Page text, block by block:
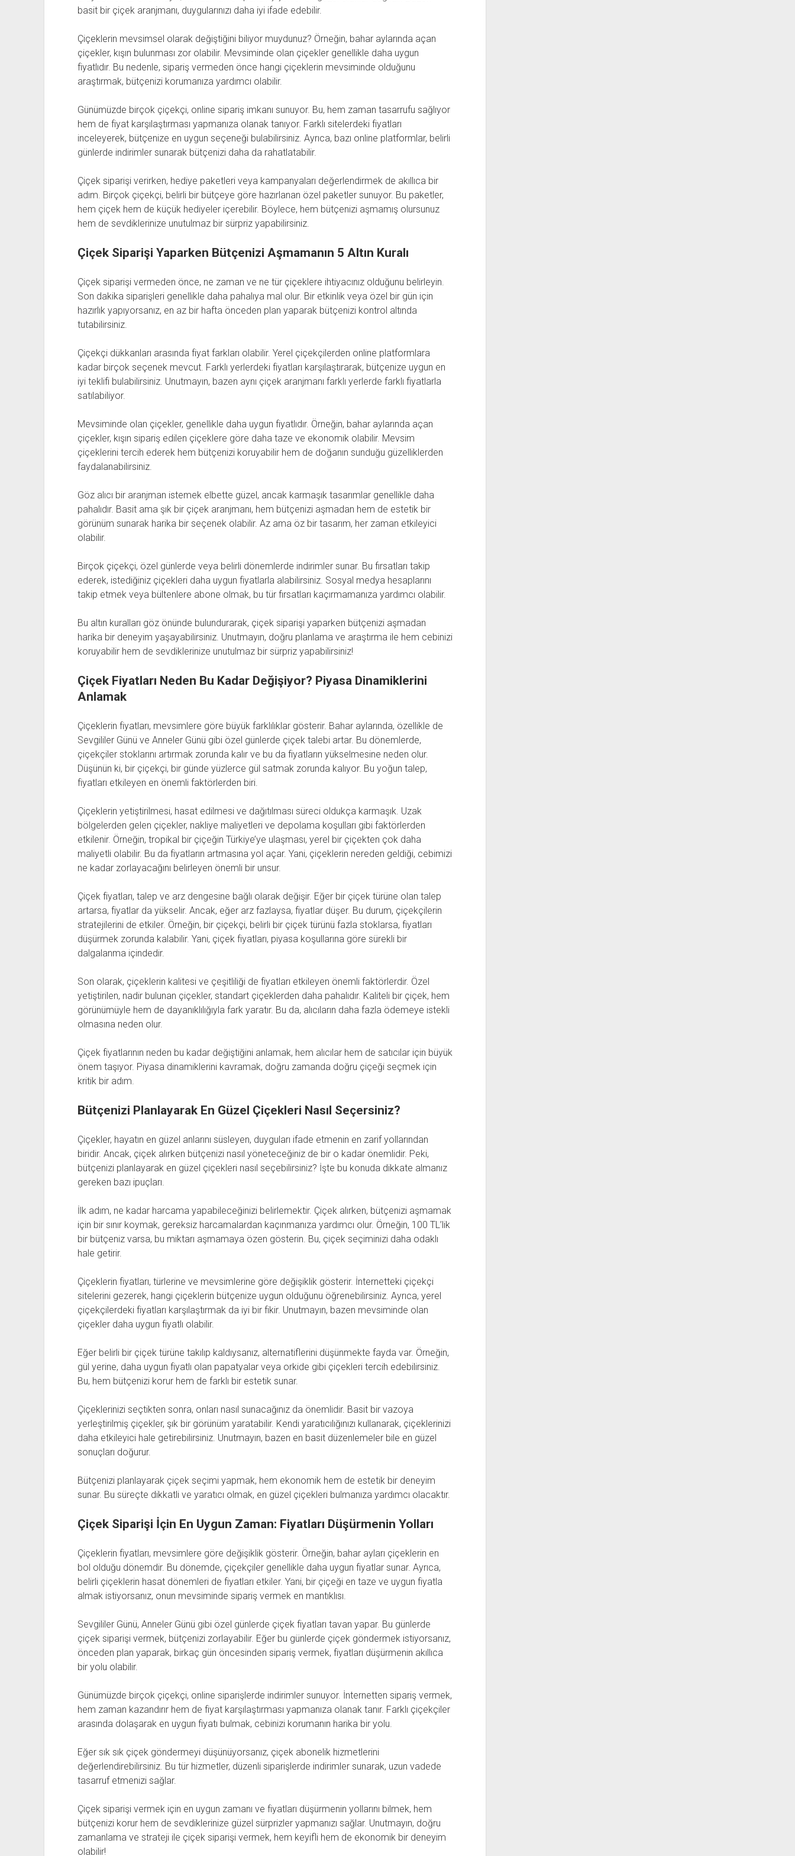
basit bir çiçek aranjmanı, duygularınızı daha iyi ifade edebilir.
Çiçeklerin mevsimsel olarak değiştiğini biliyor muydunuz? Örneğin, bahar aylarında açan
çiçekler, kışın bulunması zor olabilir. Mevsiminde olan çiçekler genellikle daha uygun
fiyatlıdır. Bu nedenle, sipariş vermeden önce hangi çiçeklerin mevsiminde olduğunu
araştırmak, bütçenizi korumanıza yardımcı olabilir.
Günümüzde birçok çiçekçi, online sipariş imkanı sunuyor. Bu, hem zaman tasarrufu sağlıyor
hem de fiyat karşılaştırması yapmanıza olanak tanıyor. Farklı sitelerdeki fiyatları
inceleyerek, bütçenize en uygun seçeneği bulabilirsiniz. Ayrıca, bazı online platformlar, belirli
günlerde indirimler sunarak bütçenizi daha da rahatlatabilir.
Çiçek siparişi verirken, hediye paketleri veya kampanyaları değerlendirmek de akıllıca bir
adım. Birçok çiçekçi, belirli bir bütçeye göre hazırlanan özel paketler sunuyor. Bu paketler,
hem çiçek hem de küçük hediyeler içerebilir. Böylece, hem bütçenizi aşmamış olursunuz
hem de sevdiklerinize unutulmaz bir sürpriz yapabilirsiniz.
Çiçek Siparişi Yaparken Bütçenizi Aşmamanın 5 Altın Kuralı
Çiçek siparişi vermeden önce, ne zaman ve ne tür çiçeklere ihtiyacınız olduğunu belirleyin.
Son dakika siparişleri genellikle daha pahalıya mal olur. Bir etkinlik veya özel bir gün için
hazırlık yapıyorsanız, en az bir hafta önceden plan yaparak bütçenizi kontrol altında
tutabilirsiniz.
Çiçekçi dükkanları arasında fiyat farkları olabilir. Yerel çiçekçilerden online platformlara
kadar birçok seçenek mevcut. Farklı yerlerdeki fiyatları karşılaştırarak, bütçenize uygun en
iyi teklifi bulabilirsiniz. Unutmayın, bazen aynı çiçek aranjmanı farklı yerlerde farklı fiyatlarla
satılabiliyor.
Mevsiminde olan çiçekler, genellikle daha uygun fiyatlıdır. Örneğin, bahar aylarında açan
çiçekler, kışın sipariş edilen çiçeklere göre daha taze ve ekonomik olabilir. Mevsim
çiçeklerini tercih ederek hem bütçenizi koruyabilir hem de doğanın sunduğu güzelliklerden
faydalanabilirsiniz.
Göz alıcı bir aranjman istemek elbette güzel, ancak karmaşık tasarımlar genellikle daha
pahalıdır. Basit ama şık bir çiçek aranjmanı, hem bütçenizi aşmadan hem de estetik bir
görünüm sunarak harika bir seçenek olabilir. Az ama öz bir tasarım, her zaman etkileyici
olabilir.
Birçok çiçekçi, özel günlerde veya belirli dönemlerde indirimler sunar. Bu fırsatları takip
ederek, istediğiniz çiçekleri daha uygun fiyatlarla alabilirsiniz. Sosyal medya hesaplarını
takip etmek veya bültenlere abone olmak, bu tür fırsatları kaçırmamanıza yardımcı olabilir.
Bu altın kuralları göz önünde bulundurarak, çiçek siparişi yaparken bütçenizi aşmadan
harika bir deneyim yaşayabilirsiniz. Unutmayın, doğru planlama ve araştırma ile hem cebinizi
koruyabilir hem de sevdiklerinize unutulmaz bir sürpriz yapabilirsiniz!
Çiçek Fiyatları Neden Bu Kadar Değişiyor? Piyasa Dinamiklerini
Anlamak
Çiçeklerin fiyatları, mevsimlere göre büyük farklılıklar gösterir. Bahar aylarında, özellikle de
Sevgililer Günü ve Anneler Günü gibi özel günlerde çiçek talebi artar. Bu dönemlerde,
çiçekçiler stoklarını artırmak zorunda kalır ve bu da fiyatların yükselmesine neden olur.
Düşünün ki, bir çiçekçi, bir günde yüzlerce gül satmak zorunda kalıyor. Bu yoğun talep,
fiyatları etkileyen en önemli faktörlerden biri.
Çiçeklerin yetiştirilmesi, hasat edilmesi ve dağıtılması süreci oldukça karmaşık. Uzak
bölgelerden gelen çiçekler, nakliye maliyetleri ve depolama koşulları gibi faktörlerden
etkilenir. Örneğin, tropikal bir çiçeğin Türkiye’ye ulaşması, yerel bir çiçekten çok daha
maliyetli olabilir. Bu da fiyatların artmasına yol açar. Yani, çiçeklerin nereden geldiği, cebimizi
ne kadar zorlayacağını belirleyen önemli bir unsur.
Çiçek fiyatları, talep ve arz dengesine bağlı olarak değişir. Eğer bir çiçek türüne olan talep
artarsa, fiyatlar da yükselir. Ancak, eğer arz fazlaysa, fiyatlar düşer. Bu durum, çiçekçilerin
stratejilerini de etkiler. Örneğin, bir çiçekçi, belirli bir çiçek türünü fazla stoklarsa, fiyatları
düşürmek zorunda kalabilir. Yani, çiçek fiyatları, piyasa koşullarına göre sürekli bir
dalgalanma içindedir.
Son olarak, çiçeklerin kalitesi ve çeşitliliği de fiyatları etkileyen önemli faktörlerdir. Özel
yetiştirilen, nadir bulunan çiçekler, standart çiçeklerden daha pahalıdır. Kaliteli bir çiçek, hem
görünümüyle hem de dayanıklılığıyla fark yaratır. Bu da, alıcıların daha fazla ödemeye istekli
olmasına neden olur.
Çiçek fiyatlarının neden bu kadar değiştiğini anlamak, hem alıcılar hem de satıcılar için büyük
önem taşıyor. Piyasa dinamiklerini kavramak, doğru zamanda doğru çiçeği seçmek için
kritik bir adım.
Bütçenizi Planlayarak En Güzel Çiçekleri Nasıl Seçersiniz?
Çiçekler, hayatın en güzel anlarını süsleyen, duyguları ifade etmenin en zarif yollarından
biridir. Ancak, çiçek alırken bütçenizi nasıl yöneteceğiniz de bir o kadar önemlidir. Peki,
bütçenizi planlayarak en güzel çiçekleri nasıl seçebilirsiniz? İşte bu konuda dikkate almanız
gereken bazı ipuçları.
İlk adım, ne kadar harcama yapabileceğinizi belirlemektir. Çiçek alırken, bütçenizi aşmamak
için bir sınır koymak, gereksiz harcamalardan kaçınmanıza yardımcı olur. Örneğin, 100 TL’lik
bir bütçeniz varsa, bu miktarı aşmamaya özen gösterin. Bu, çiçek seçiminizi daha odaklı
hale getirir.
Çiçeklerin fiyatları, türlerine ve mevsimlerine göre değişiklik gösterir. İnternetteki çiçekçi
sitelerini gezerek, hangi çiçeklerin bütçenize uygun olduğunu öğrenebilirsiniz. Ayrıca, yerel
çiçekçilerdeki fiyatları karşılaştırmak da iyi bir fikir. Unutmayın, bazen mevsiminde olan
çiçekler daha uygun fiyatlı olabilir.
Eğer belirli bir çiçek türüne takılıp kaldıysanız, alternatiflerini düşünmekte fayda var. Örneğin,
gül yerine, daha uygun fiyatlı olan papatyalar veya orkide gibi çiçekleri tercih edebilirsiniz.
Bu, hem bütçenizi korur hem de farklı bir estetik sunar.
Çiçeklerinizi seçtikten sonra, onları nasıl sunacağınız da önemlidir. Basit bir vazoya
yerleştirilmiş çiçekler, şık bir görünüm yaratabilir. Kendi yaratıcılığınızı kullanarak, çiçeklerinizi
daha etkileyici hale getirebilirsiniz. Unutmayın, bazen en basit düzenlemeler bile en güzel
sonuçları doğurur.
Bütçenizi planlayarak çiçek seçimi yapmak, hem ekonomik hem de estetik bir deneyim
sunar. Bu süreçte dikkatli ve yaratıcı olmak, en güzel çiçekleri bulmanıza yardımcı olacaktır.
Çiçek Siparişi İçin En Uygun Zaman: Fiyatları Düşürmenin Yolları
Çiçeklerin fiyatları, mevsimlere göre değişiklik gösterir. Örneğin, bahar ayları çiçeklerin en
bol olduğu dönemdir. Bu dönemde, çiçekçiler genellikle daha uygun fiyatlar sunar. Ayrıca,
belirli çiçeklerin hasat dönemleri de fiyatları etkiler. Yani, bir çiçeği en taze ve uygun fiyatla
almak istiyorsanız, onun mevsiminde sipariş vermek en mantıklısı.
Sevgililer Günü, Anneler Günü gibi özel günlerde çiçek fiyatları tavan yapar. Bu günlerde
çiçek siparişi vermek, bütçenizi zorlayabilir. Eğer bu günlerde çiçek göndermek istiyorsanız,
önceden plan yaparak, birkaç gün öncesinden sipariş vermek, fiyatları düşürmenin akıllıca
bir yolu olabilir.
Günümüzde birçok çiçekçi, online siparişlerde indirimler sunuyor. İnternetten sipariş vermek,
hem zaman kazandırır hem de fiyat karşılaştırması yapmanıza olanak tanır. Farklı çiçekçiler
arasında dolaşarak en uygun fiyatı bulmak, cebinizi korumanın harika bir yolu.
Eğer sık sık çiçek göndermeyi düşünüyorsanız, çiçek abonelik hizmetlerini
değerlendirebilirsiniz. Bu tür hizmetler, düzenli siparişlerde indirimler sunarak, uzun vadede
tasarruf etmenizi sağlar.
Çiçek siparişi vermek için en uygun zamanı ve fiyatları düşürmenin yollarını bilmek, hem
bütçenizi korur hem de sevdiklerinize güzel sürprizler yapmanızı sağlar. Unutmayın, doğru
zamanlama ve strateji ile çiçek siparişi vermek, hem keyifli hem de ekonomik bir deneyim
olabilir!